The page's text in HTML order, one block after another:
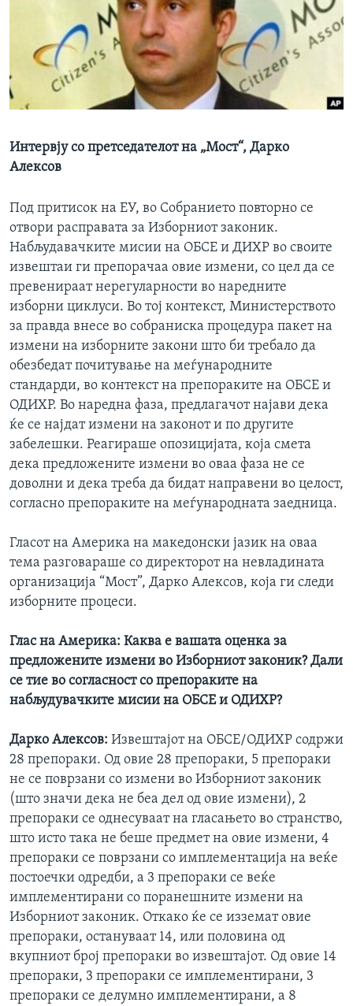
Јазици
Интервју со претседателот на „Мост“, Дарко
Алексов
Под притисок на ЕУ, во Собранието повторно се
отвори расправата за Изборниот законик.
Набљудавачките мисии на ОБСЕ и ДИХР во своите
извештаи ги препорачаа овие измени, со цел да се
превенираат нерегуларности во наредните
изборни циклуси. Во тој контекст, Министерството
за правда внесе во собраниска процедура пакет на
измени на изборните закони што би требало да
обезбедат почитување на меѓународните
стандарди, во контекст на препораките на ОБСЕ и
ОДИХР. Во наредна фаза, предлагачот најави дека
ќе се најдат измени на законот и по другите
забелешки. Реагираше опозицијата, која смета
дека предложените измени во оваа фаза не се
доволни и дека треба да бидат направени во целост,
согласно препораките на меѓународната заедница.
Гласот на Америка на македонски јазик на оваа
тема разговараше со директорот на невладината
организација “Moст”, Дарко Алексов, која ги следи
изборните процеси.
Глас на Америка: Каква е вашата оценка за
предложените измени во Изборниот законик? Дали
се тие во согласност со препораките на
набљудувачките мисии на ОБСЕ и ОДИХР?
Дарко Алексов: Извештајот на ОБСЕ/ОДИХР содржи
28 препораки. Од овие 28 препораки, 5 препораки
не се поврзани со измени во Изборниот законик
(што значи дека не беа дел од овие измени), 2
препораки се однесуваат на гласањето во странство,
што исто така не беше предмет на овие измени, 4
препораки се поврзани со имплементација на веќе
постоечки одредби, а 3 препораки се веќе
имплементирани со поранешните измени на
Изборниот законик. Откако ќе се изземат овие
препораки, остануваат 14, или половина од
вкупниот број препораки во извештајот. Од овие 14
препораки, 3 препораки се имплементирани, 3
препораки се делумно имплементирани, а 8